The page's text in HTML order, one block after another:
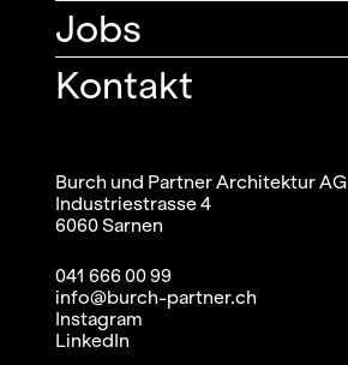
Jobs
Kontakt
Burch und Partner Architektur AG
Industriestrasse 4
6060 Sarnen
041 666 00 99
info@burch-partner.ch
Instagram
LinkedIn